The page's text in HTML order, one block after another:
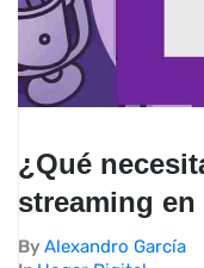
¿Qué
streaming
By Alexandro García